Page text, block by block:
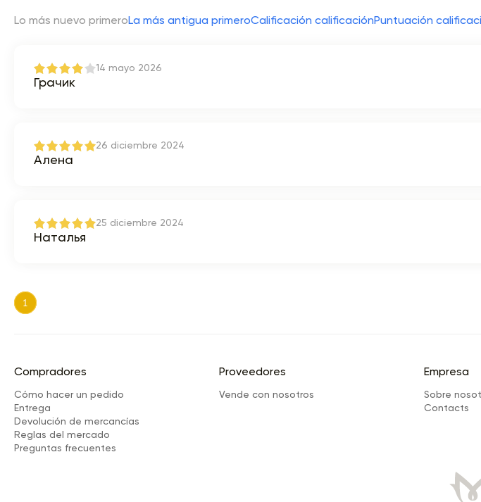
Lo más nuevo primeroLa más antigua primeroCalificación calificaciónPuntuación
14 mayo 2026
Грачик
26 diciembre 2024
Алена
25 diciembre 2024
Наталья
1
Compradores
Cómo hacer un pedido
Entrega
Devolución de mercancías
Reglas del mercado
Preguntas frecuentes
Proveedores
Vende con nosotros
Empresa
Sobre
Сontacts